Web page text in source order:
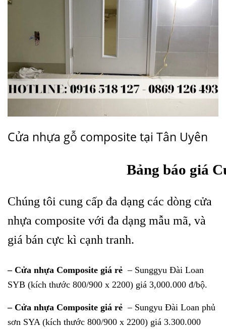
Cửa nhựa gỗ composite tại Tân Uyên
Bảng báo giá
Chúng tôi cung cấp đa dạng các dòng cửa
nhựa composite với đa dạng mẫu mã, và
giá bán cực kì cạnh tranh.
– Cửa nhựa Composite giá rẻ – Sunggyu Đài Loan
SYB (kích thước 800/900 x 2200) giá 3,000.000 đ/bộ.
– Cửa nhựa Composite giá rẻ – Sungyu Đài Loan phủ
sơn SYA (kích thước 800/900 x 2200) giá 3.300.000